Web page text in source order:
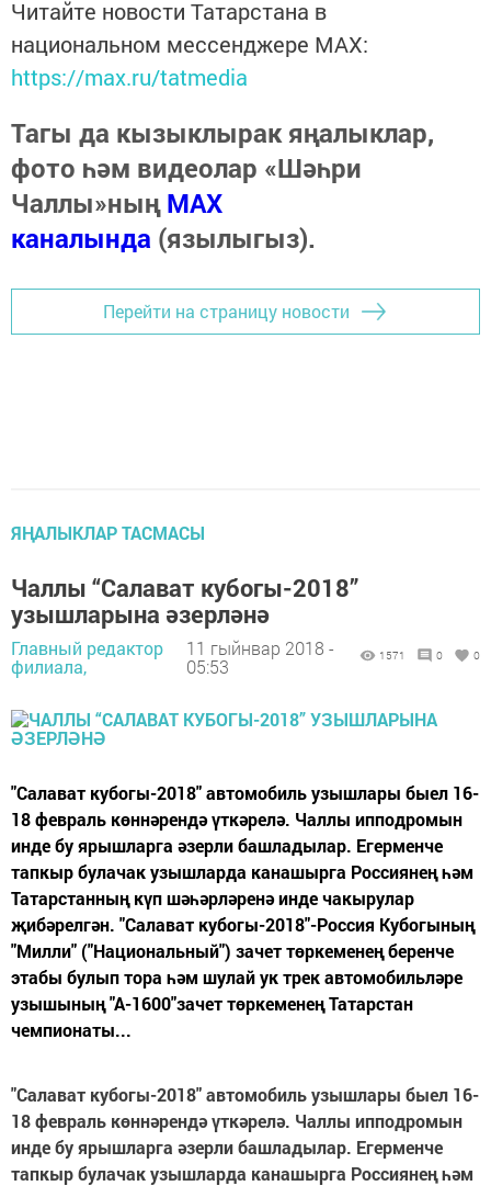
Читайте новости Татарстана в
национальном мессенджере MАХ:
https://max.ru/tatmedia
Тагы да кызыклырак яңалыклар,
фото һәм видеолар «Шәһри
Чаллы»ныңMAX
каналында (язылыгыз).
Перейти на страницу новости
ЯҢАЛЫКЛАР ТАСМАСЫ
Чаллы “Салават кубогы-2018”
узышларына әзерләнә
Главный редактор
филиала,
11 гыйнвар 2018 -
05:53
1571 0 0
"Салават кубогы-2018" автомобиль узышлары быел 16-
18 февраль көннәрендә үткәрелә. Чаллы ипподромын
инде бу ярышларга әзерли башладылар. Егерменче
тапкыр булачак узышларда канашырга Россиянең һәм
Татарстанның күп шәһәрләренә инде чакырулар
җибәрелгән. "Салават кубогы-2018"-Россия Кубогының
"Милли" ("Национальный") зачет төркеменең беренче
этабы булып тора һәм шулай ук трек автомобильләре
узышының "А-1600"зачет төркеменең Татарстан
чемпионаты...
"Салават кубогы-2018" автомобиль узышлары быел 16-
18 февраль көннәрендә үткәрелә. Чаллы ипподромын
инде бу ярышларга әзерли башладылар. Егерменче
тапкыр булачак узышларда канашырга Россиянең һәм